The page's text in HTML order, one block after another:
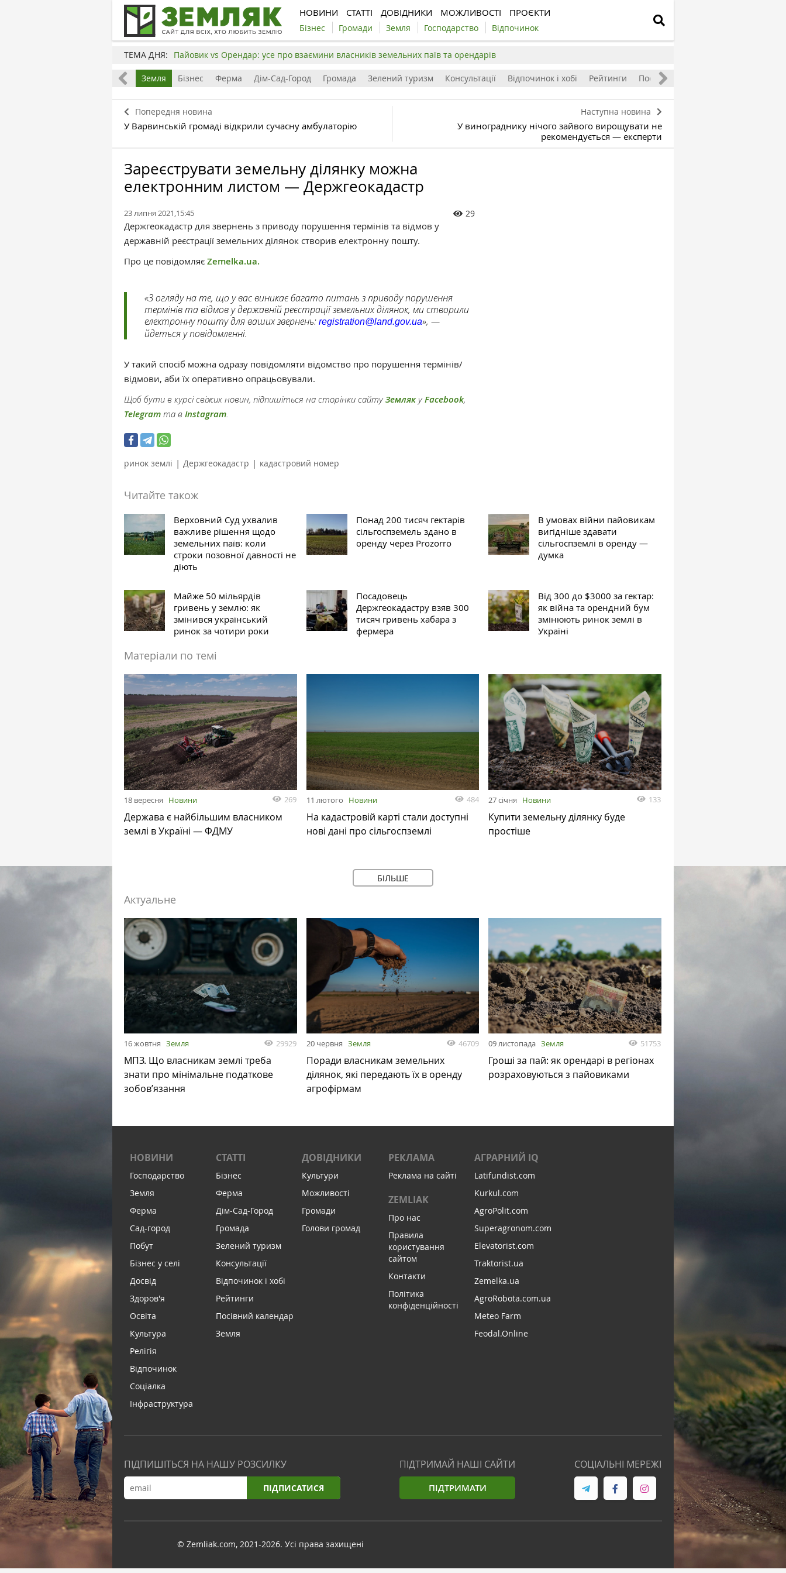
НОВИНИ СТАТТІ ДОВІДНИКИ МОЖЛИВОСТІ ПРОЄКТИ
Бізнес Громади Земля Господарство Відпочинок
ТЕМА ДНЯ: Пайовик vs Орендар: усе про взаємини власників земельних паїв та орендарів
Все Земля Бізнес Ферма Дім-Сад-Город Громада Зелений туризм Консультації Відпочинок і хобі Рейтинги Посівний календар
Попередня новина
У Варвинській громаді відкрили сучасну амбулаторію
Наступна новина
У винограднику нічого зайвого вирощувати не
рекомендується — експерти
Зареєструвати земельну ділянку можна
електронним листом — Держгеокадастр
23 липня 2021,15:45 29
Держгеокадастр для звернень з приводу порушення термінів та відмов у
державній реєстрації земельних ділянок створив електронну пошту.
Про це повідомляє Zemelka.ua.
«З огляду на те, що у вас виникає багато питань з приводу порушення
термінів та відмов у державній реєстрації земельних ділянок, ми створили
електронну пошту для ваших звернень: registration@land.gov.ua», —
йдеться у повідомленні.
У такий спосіб можна одразу повідомляти відомство про порушення термінів/
відмови, аби їх оперативно опрацьовували.
Щоб бути в курсі свіжих новин, підпишіться на сторінки сайтуЗемлякуFacebook,
Telegram та в Instagram.
ринок землі | Держгеокадастр | кадастровий номер
Читайте також
Верховний Суд ухвалив
важливе рішення щодо
земельних паїв: коли
строки позовної давності не
діють
Понад 200 тисяч гектарів
сільгоспземель здано в
оренду через Prozorro
В умовах війни пайовикам
вигідніше здавати
сільгоспземлі в оренду —
думка
Майже 50 мільярдів
гривень у землю: як
змінився український
ринок за чотири роки
Посадовець
Держгеокадастру взяв 300
тисяч гривень хабара з
фермера
Від 300 до $3000 за гектар:
як війна та орендний бум
змінюють ринок землі в
Україні
Матеріали по темі
18 вересня Новини 269
Держава є найбільшим власником
землі в Україні — ФДМУ
11 лютого Новини 484
На кадастровій карті стали доступні
нові дані про сільгоспземлі
27 січня Новини 133
Купити земельну ділянку буде
простіше
БІЛЬШЕ
Актуальне
16 жовтня Земля 29929
МПЗ. Що власникам землі треба
знати про мінімальне податкове
зобов’язання
20 червня Земля 46709
Поради власникам земельних
ділянок, які передають їх в оренду
агрофірмам
09 листопада Земля 51753
Гроші за пай: як орендарі в регіонах
розраховуються з пайовиками
НОВИНИ
Господарство
Земля
Ферма
Сад-город
Побут
Бізнес у селі
Досвід
Здоров'я
Освіта
Культура
Релігія
Відпочинок
Соціалка
Інфраструктура
СТАТТІ
Бізнес
Ферма
Дім-Сад-Город
Громада
Зелений туризм
Консультації
Відпочинок і хобі
Рейтинги
Посівний календар
Земля
ДОВІДНИКИ
Культури
Можливості
Громади
Голови громад
РЕКЛАМА
Реклама на сайті
ZEMLIAK
Про нас
Правила
користування
сайтом
Контакти
Політика
конфіденційності
АГРАРНИЙ IQ
Latifundist.com
Kurkul.com
AgroPolit.com
Superagronom.com
Elevatorist.com
Traktorist.ua
Zemelka.ua
AgroRobota.com.ua
Meteo Farm
Feodal.Online
ПІДПИШІТЬСЯ НА НАШУ РОЗСИЛКУ
ПІДПИСАТИСЯ
ПІДТРИМАЙ НАШІ САЙТИ
ПІДТРИМАТИ
СОЦІАЛЬНІ МЕРЕЖІ
© Zemliak.com, 2021-2026. Усі права захищені